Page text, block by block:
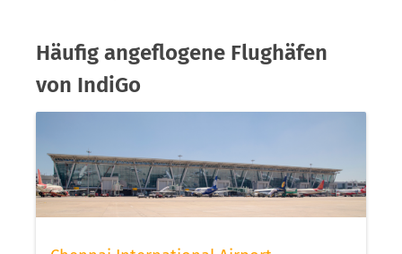
Häufig angeflogene Flughäfen
von IndiGo